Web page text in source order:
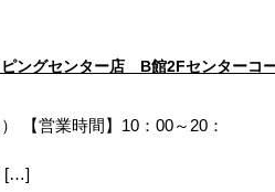
ングセンター店 B館2Fセンターコ
【営業時間】10：00～20：
[…]